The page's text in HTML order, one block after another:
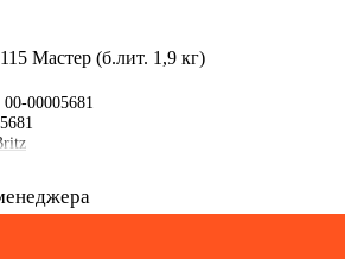
Мастер (б.лит. 1,9 кг)
00-00005681